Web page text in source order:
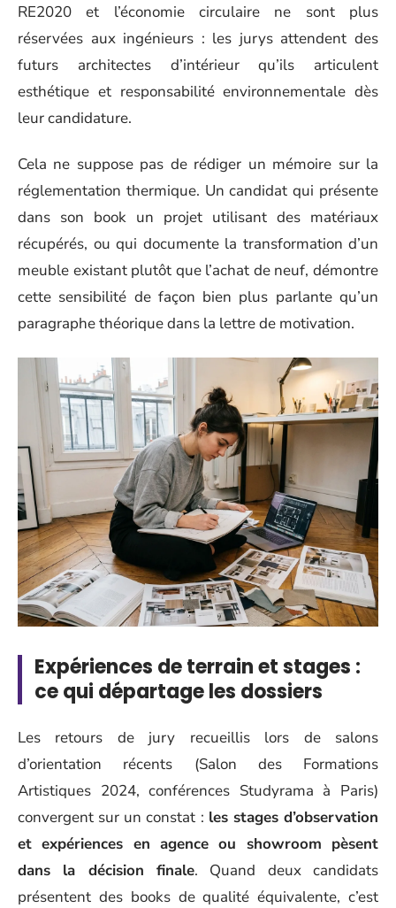
RE2020 et l’économie circulaire ne sont plus
réservées aux ingénieurs : les jurys attendent des
futurs architectes d’intérieur qu’ils articulent
esthétique et responsabilité environnementale dès
leur candidature.
Cela ne suppose pas de rédiger un mémoire sur la
réglementation thermique. Un candidat qui présente
dans son book un projet utilisant des matériaux
récupérés, ou qui documente la transformation d’un
meuble existant plutôt que l’achat de neuf, démontre
cette sensibilité de façon bien plus parlante qu’un
paragraphe théorique dans la lettre de motivation.
Expériences de terrain et stages :
ce qui départage les dossiers
Les retours de jury recueillis lors de salons
d’orientation récents (Salon des Formations
Artistiques 2024, conférences Studyrama à Paris)
convergent sur un constat : les stages d’observation
et expériences en agence ou showroom pèsent
dans la décision finale. Quand deux candidats
présentent des books de qualité équivalente, c’est